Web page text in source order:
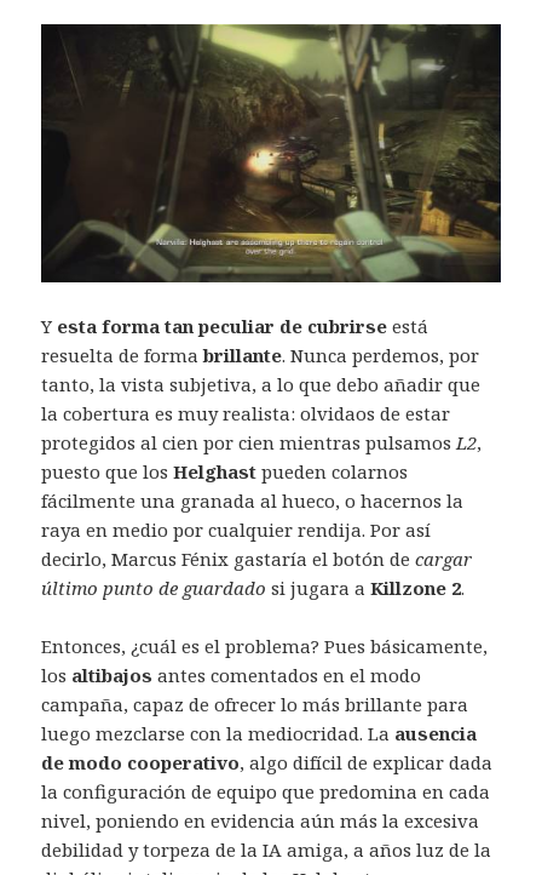
Y esta forma tan peculiar de cubrirseestá
resuelta de formabrillante. Nunca perdemos, por
tanto, la vista subjetiva, a lo que debo añadir que
la cobertura es muy realista: olvidaos de estar
protegidos al cien por cien mientras pulsamosL2,
puesto que losHelghast pueden colarnos
fácilmente una granada al hueco, o hacernos la
raya en medio por cualquier rendija. Por así
decirlo, Marcus Fénix gastaría el botón decargar
último punto de guardado si jugara aKillzone 2.
Entonces, ¿cuál es el problema? Pues básicamente,
los altibajos antes comentados en el modo
campaña, capaz de ofrecer lo más brillante para
luego mezclarse con la mediocridad. La ausencia
de modo cooperativo, algo difícil de explicar dada
la configuración de equipo que predomina en cada
nivel, poniendo en evidencia aún más la excesiva
debilidad y torpeza de la IA amiga, a años luz de la